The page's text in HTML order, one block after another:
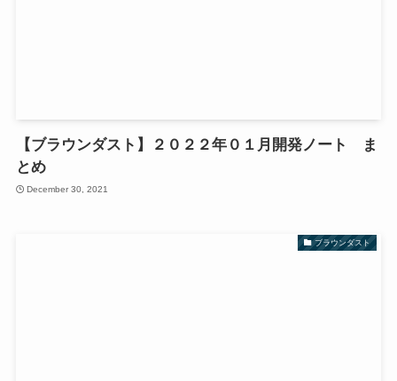
【ブラウンダスト】２０２２年０１月開発ノート ま
とめ
December 30, 2021
ブラウンダスト